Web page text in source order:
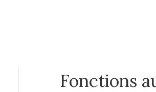
Fonctions